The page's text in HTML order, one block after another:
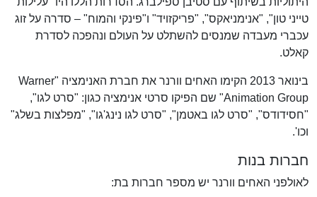
טייני טון", "אנימניאקס", "פריקזויד" ו"פינקי והמוח" – סדרה על זוג
עכברי מעבדה שמנסים להשתלט על העולם ונהפכה לסדרת
קאלט.
בינואר 2013 הקימו האחים וורנר את חברת האנימציה "Warner
Animation Group" שם הפיקו סרטי אנימציה כגון: "סרט לגו",
"חסידודס", "סרט לגו באטמן", "סרט לגו נינג'גו", "מפלצות בשלג"
וכו'.
חברות בנות
לאולפני האחים וורנר יש מספר חברות בת: